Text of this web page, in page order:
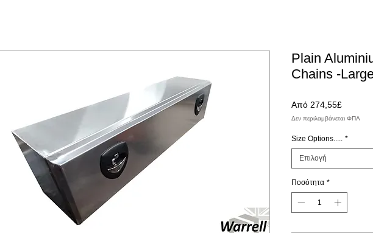
Plain
Chains -
Από 274,55£Τιμή
Δεν περιλαμβάνεται ΦΠΑ
Size Options..... *
Επιλογή
Ποσότητα *